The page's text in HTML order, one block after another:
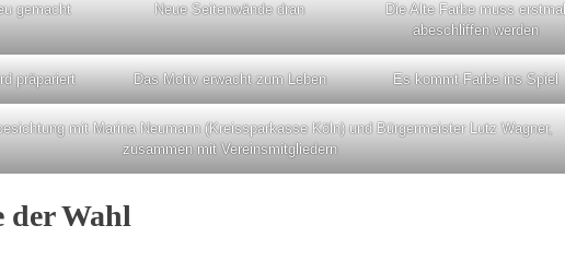
gemacht Neue Seitenwände dran
Die Alte Farbe muss erstmal
abeschliffen werden
präpariert Das Motiv erwacht zum Leben Es kommt Farbe ins Spiel
mit Marina Neumann (Kreissparkasse Köln) und Bürgermeister Lutz Wagner,
zusammen mit Vereinsmitgliedern
der Wahl